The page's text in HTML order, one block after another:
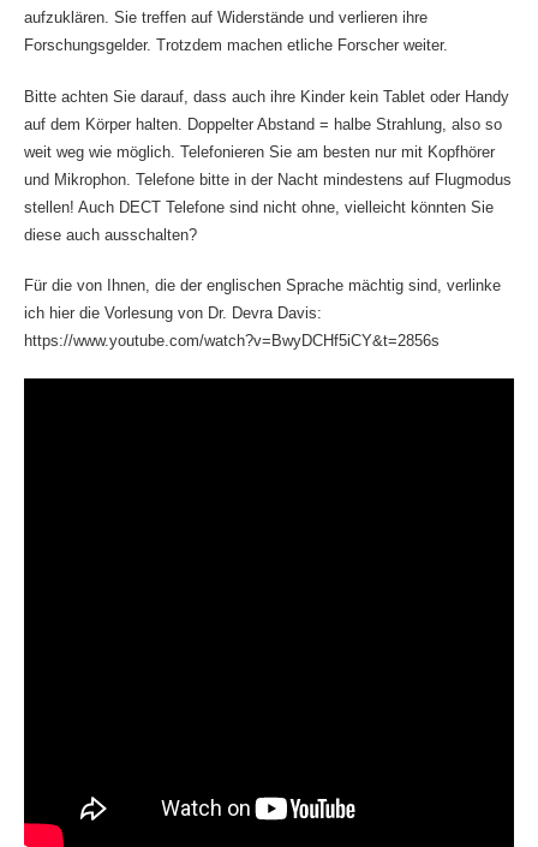
aufzuklären. Sie treffen auf Widerstände und verlieren ihre
Forschungsgelder. Trotzdem machen etliche Forscher weiter.
Bitte achten Sie darauf, dass auch ihre Kinder kein Tablet oder Handy
auf dem Körper halten. Doppelter Abstand = halbe Strahlung, also so
weit weg wie möglich. Telefonieren Sie am besten nur mit Kopfhörer
und Mikrophon. Telefone bitte in der Nacht mindestens auf Flugmodus
stellen! Auch DECT Telefone sind nicht ohne, vielleicht könnten Sie
diese auch ausschalten?
Für die von Ihnen, die der englischen Sprache mächtig sind, verlinke
ich hier die Vorlesung von Dr. Devra Davis:
https://www.youtube.com/watch?v=BwyDCHf5iCY&t=2856s